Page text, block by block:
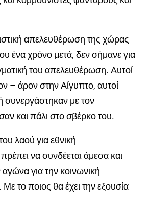
απελευθέρωση της χώρας
ένα χρόνο μετά, δεν σήμανε για
του απελευθέρωση. Αυτοί
– άρον στην Αίγυπτο, αυτοί
με τον
και πάλι στο σβέρκο του.
λαού για εθνική
να συνδέεται άμεσα και
για την κοινωνική
το ποιος θα έχει την εξουσία